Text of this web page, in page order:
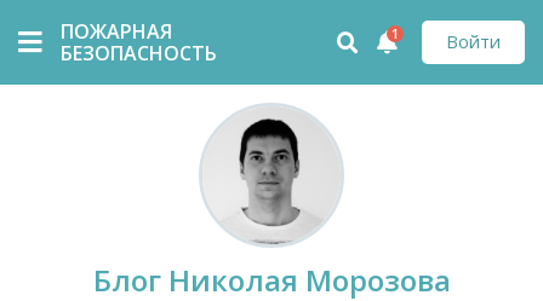
ПОЖАРНАЯ
БЕЗОПАСНОСТЬ
Войти
1
Блог Николая Морозова